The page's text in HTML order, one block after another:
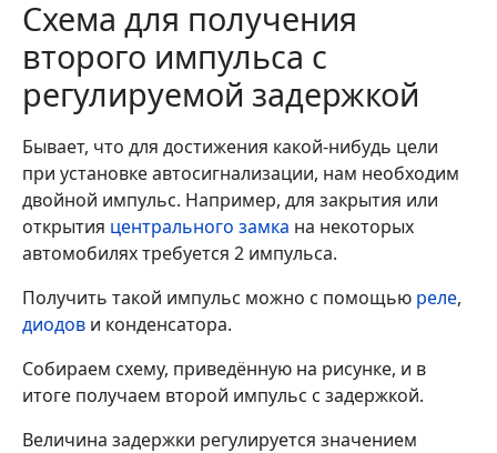
Схема для получения
второго импульса с
регулируемой задержкой
Бывает, что для достижения какой-нибудь цели
при установке автосигнализации, нам необходим
двойной импульс. Например, для закрытия или
открытия центрального замка на некоторых
автомобилях требуется 2 импульса.
Получить такой импульс можно с помощью реле,
диодов и конденсатора.
Собираем схему, приведённую на рисунке, и в
итоге получаем второй импульс с задержкой.
Величина задержки регулируется значением